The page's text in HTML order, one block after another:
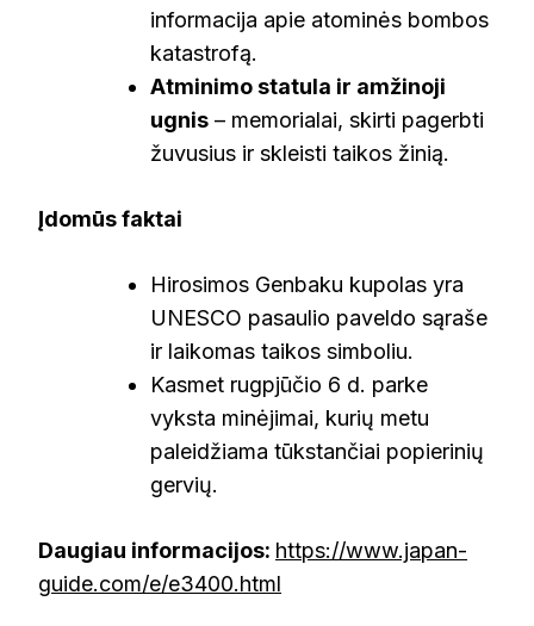
informacija apie atominės bombos
katastrofą.
Atminimo statula ir amžinoji
ugnis – memorialai, skirti pagerbti
žuvusius ir skleisti taikos žinią.
Įdomūs faktai
Hirosimos Genbaku kupolas yra
UNESCO pasaulio paveldo sąraše
ir laikomas taikos simboliu.
Kasmet rugpjūčio 6 d. parke
vyksta minėjimai, kurių metu
paleidžiama tūkstančiai popierinių
gervių.
Daugiau informacijos: https://www.japan-
guide.com/e/e3400.html